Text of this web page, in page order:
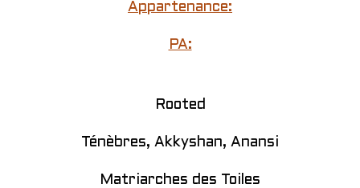
Appartenance:
PA:
Rooted
Ténèbres, Akkyshan, Anansi
Matriarches des Toiles